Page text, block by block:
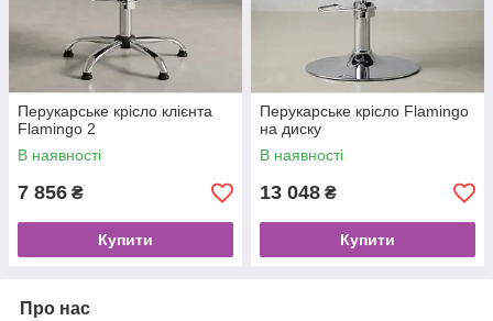
Перукарське крісло клієнта
Flamingo 2
В наявності
7 856 ₴
Купити
Перукарське крісло Flamingo
на диску
В наявності
13 048 ₴
Купити
Про нас